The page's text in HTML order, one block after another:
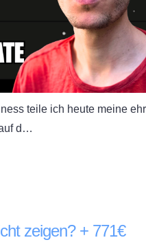
teile ich heute meine
d…
zeigen? + 771€